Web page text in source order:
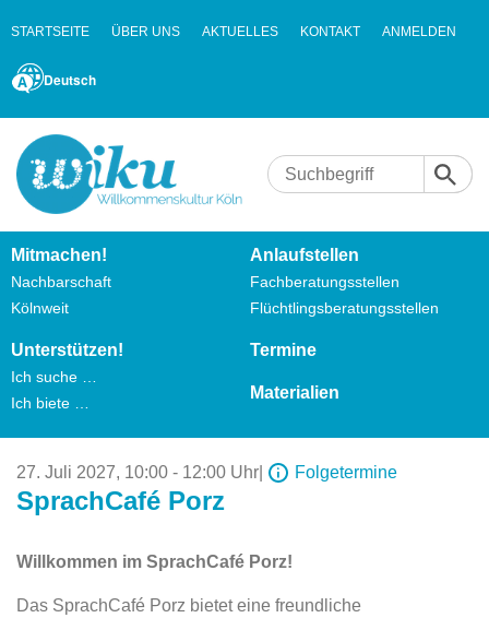
STARTSEITE ÜBER UNS AKTUELLES KONTAKT ANMELDEN
Deutsch
Mitmachen!
Nachbarschaft
Kölnweit
Anlaufstellen
Fachberatungsstellen
Flüchtlingsberatungsstellen
Unterstützen!
Ich suche …
Ich biete …
Termine
Materialien
27. Juli 2027, 10:00 - 12:00 Uhr Folgetermine
SprachCafé Porz
Willkommen im SprachCafé Porz!
Das SprachCafé Porz bietet eine freundliche